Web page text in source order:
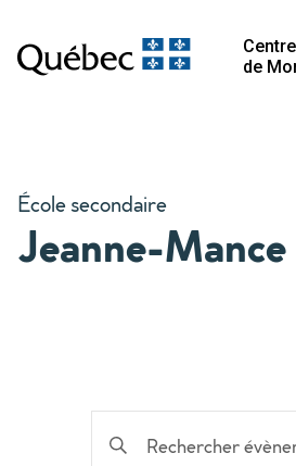
de
École secondaire
Jeanne-Mance
Saisir